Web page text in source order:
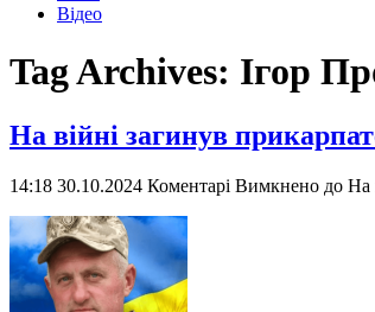
Відео
Tag Archives: Ігор
На війні загинув
14:18 30.10.2024 Коментарі Вимкнено до На